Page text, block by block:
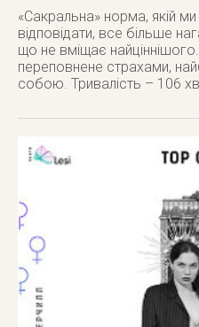
«Сакральна» норма, якій
відповідати, все більше
що не вміщає
переповнене страхами,
собою. Тривалість – 106 хв